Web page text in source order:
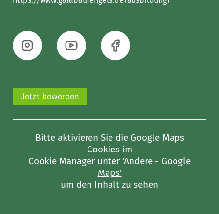
Jetzt bewerben
Bitte aktivieren Sie die Google Maps
Cookies im
Cookie Manager unter 'Andere - Google
Maps'
um den Inhalt zu sehen